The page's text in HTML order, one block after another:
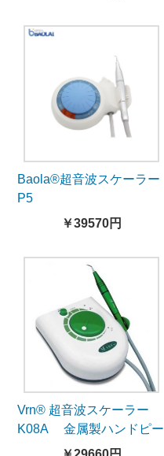
Baola®超音波スケーラー
P5
￥39570円
Vrn® 超音波スケーラー
K08A 金属製ハンドピー